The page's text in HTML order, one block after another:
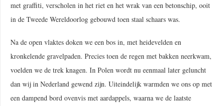
met graffiti, verscholen in het riet en het wrak van een betonschip, ooit
in de Tweede Wereldoorlog gebouwd toen staal schaars was.
Na de open vlaktes doken we een bos in, met heidevelden en
kronkelende gravelpaden. Precies toen de regen met bakken neerkwam,
voelden we de trek knagen. In Polen wordt nu eenmaal later geluncht
dan wij in Nederland gewend zijn. Uiteindelijk warmden we ons op met
een dampend bord ovenvis met aardappels, waarna we de laatste